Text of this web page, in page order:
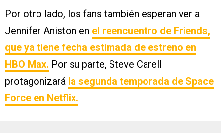
Por otro lado, los fans también esperan ver a
Jennifer Aniston en el reencuentro de Friends,
que ya tiene fecha estimada de estreno en
HBO Max. Por su parte, Steve Carell
protagonizará la segunda temporada de Space
Force en Netflix.